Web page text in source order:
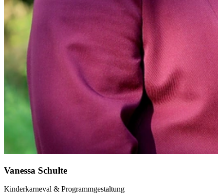
Vanessa Schulte
Kinderkarneval & Programmgestaltung